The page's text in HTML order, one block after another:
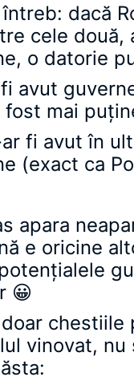
dacă
cele două,
o datorie
fi avut
fost mai
ar fi avut în
(exact ca
apara
e oricine
😀
chestiile
vinovat,